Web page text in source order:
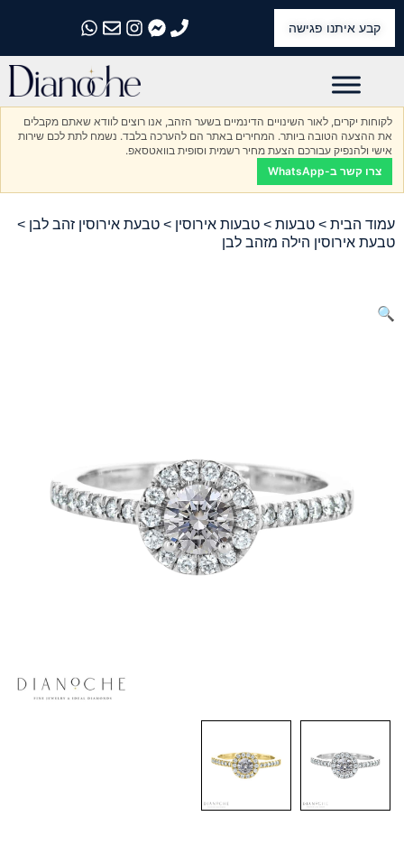
קבע איתנו פגישה
התקשרו אלינו
התקשרו אלינו
התקשרו אלינו
התקשרו אלינו
התקשרו אלינו
לקוחות יקרים, לאור השינויים הדינמיים בשער הזהב, אנו רוצים לוודא שאתם מקבלים
את ההצעה הטובה ביותר. המחירים באתר הם להערכה בלבד. נשמח לתת לכם שירות
אישי ולהנפיק עבורכם הצעת מחיר רשמית וסופית בוואטסאפ.
צרו קשר ב-WhatsApp
עמוד הבית > טבעות > טבעות אירוסין > טבעת אירוסין זהב לבן >
טבעת אירוסין הילה מזהב לבן
🔍